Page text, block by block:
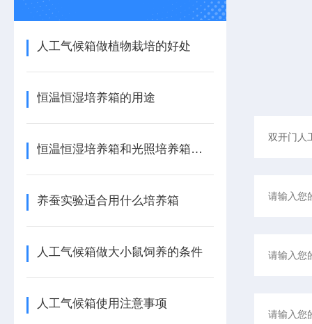
人工气候箱做植物栽培的好处
恒温恒湿培养箱的用途
恒温恒湿培养箱和光照培养箱的区别
养蚕实验适合用什么培养箱
人工气候箱做大小鼠饲养的条件
人工气候箱使用注意事项